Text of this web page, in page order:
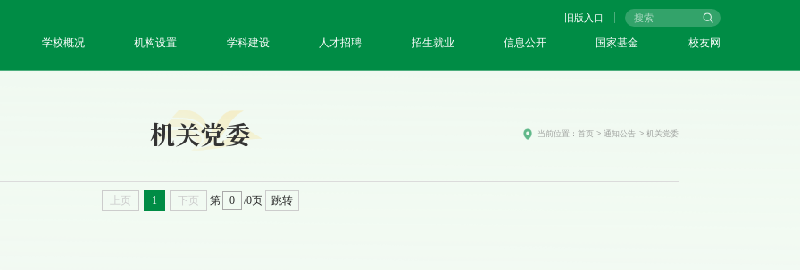
旧版入口
学校概况 机构设置 学科建设 人才招聘 招生就业 信息公开 国家基金 校友网
机关党委 当前位置： 首页 > 通知公告 > 机关党委
上页 1 下页 第 /0页 跳转